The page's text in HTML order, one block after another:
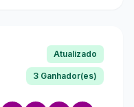
Atualizado
3 Ganhador(es)